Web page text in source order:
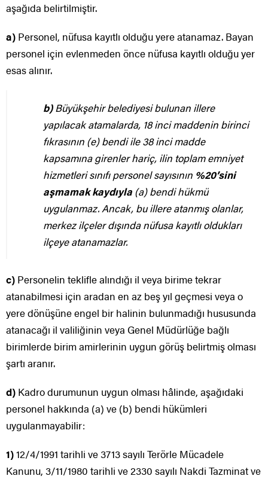
aşağıda belirtilmiştir.
a) Personel, nüfusa kayıtlı olduğu yere atanamaz. Bayan
personel için evlenmeden önce nüfusa kayıtlı olduğu yer
esas alınır.
b)Büyükşehir belediyesi bulunan illere
yapılacak atamalarda, 18 inci maddenin birinci
fıkrasının (e) bendi ile 38 inci madde
kapsamına girenler hariç, ilin toplam emniyet
hizmetleri sınıfı personel sayısının %20’sini
aşmamak kaydıyla (a) bendi hükmü
uygulanmaz. Ancak, bu illere atanmış olanlar,
merkez ilçeler dışında nüfusa kayıtlı oldukları
ilçeye atanamazlar.
c) Personelin teklifle alındığı il veya birime tekrar
atanabilmesi için aradan en az beş yıl geçmesi veya o
yere dönüşüne engel bir halinin bulunmadığı hususunda
atanacağı il valiliğinin veya Genel Müdürlüğe bağlı
birimlerde birim amirlerinin uygun görüş belirtmiş olması
şartı aranır.
d) Kadro durumunun uygun olması hâlinde, aşağıdaki
personel hakkında (a) ve (b) bendi hükümleri
uygulanmayabilir:
1)12/4/1991 tarihli ve 3713 sayılı Terörle Mücadele
Kanunu, 3/11/1980 tarihli ve 2330 sayılı Nakdi Tazminat ve